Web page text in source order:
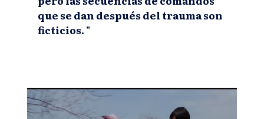
que se dan después del trauma son
ficticios. "